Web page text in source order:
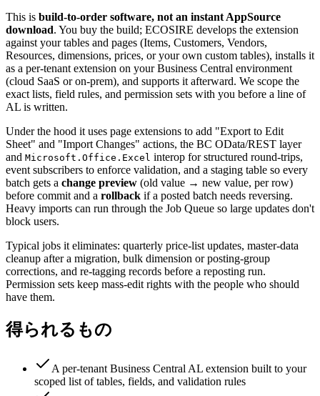
This is build-to-order software, not an instant AppSource
download. You buy the build; ECOSIRE develops the extension
against your tables and pages (Items, Customers, Vendors,
Resources, dimensions, prices, or your own custom tables), installs it
as a per-tenant extension on your Business Central environment
(cloud SaaS or on-prem), and supports it afterward. We scope the
exact lists, field rules, and permission sets with you before a line of
AL is written.
Under the hood it uses page extensions to add "Export to Edit
Sheet" and "Import Changes" actions, the BC OData/REST layer
and Microsoft.Office.Excel interop for structured round-trips,
event subscribers to enforce validation, and a staging table so every
batch gets a change preview (old value → new value, per row)
before commit and a rollback if a posted batch needs reversing.
Heavy imports can run through the Job Queue so large updates don't
block users.
Typical jobs it eliminates: quarterly price-list updates, master-data
cleanup after a migration, bulk dimension or posting-group
corrections, and re-tagging records before a reposting run.
Permission sets keep mass-edit rights with the people who should
have them.
得られるもの
A per-tenant Business Central AL extension built to your
scoped list of tables, fields, and validation rules